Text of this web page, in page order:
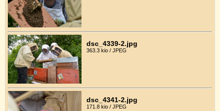
dsc_4339-2.jpg
363.3 kio / JPEG
dsc_4341-2.jpg
171.8 kio / JPEG